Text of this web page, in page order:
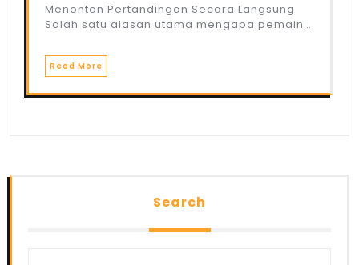
Menonton Pertandingan Secara Langsung
Salah satu alasan utama mengapa pemain…
Read More
Search